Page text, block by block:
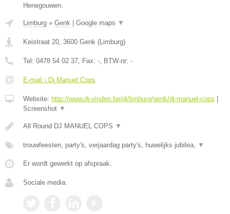
Henegouwen.
Limburg » Genk Google maps ▼
Keistraat 20, 3600 Genk (Limburg)
Tel: 0478 54 02 37, Fax: -, BTW-nr: -
E-mail › Dj Manuel Cops
Website: http://www.dj-vinden.be/dj/limburg/genk/dj-manuel-cops
Screenshot ▼
All Round DJ MANUEL COPS ▼
trouwfeesten, party's, verjaardag party's, huwelijks jubilea, ▼
Er wordt gewerkt op afspraak.
Sociale media: